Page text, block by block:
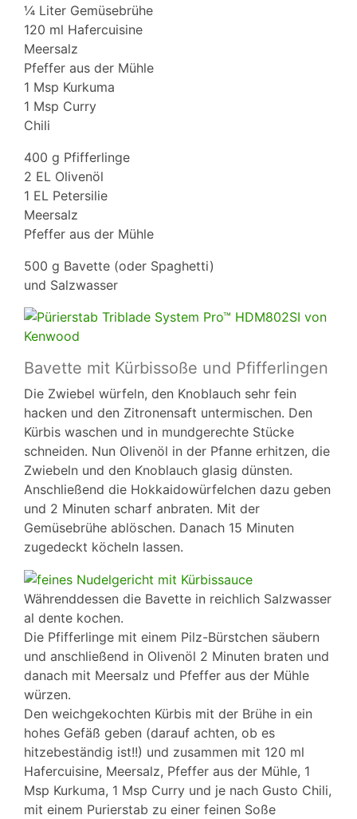
¼ Liter Gemüsebrühe
120 ml Hafercuisine
Meersalz
Pfeffer aus der Mühle
1 Msp Kurkuma
1 Msp Curry
Chili
400 g Pfifferlinge
2 EL Olivenöl
1 EL Petersilie
Meersalz
Pfeffer aus der Mühle
500 g Bavette (oder Spaghetti)
und Salzwasser
Bavette mit Kürbissoße und Pfifferlingen
Die Zwiebel würfeln, den Knoblauch sehr fein
hacken und den Zitronensaft untermischen. Den
Kürbis waschen und in mundgerechte Stücke
schneiden. Nun Olivenöl in der Pfanne erhitzen, die
Zwiebeln und den Knoblauch glasig dünsten.
Anschließend die Hokkaidowürfelchen dazu geben
und 2 Minuten scharf anbraten. Mit der
Gemüsebrühe ablöschen. Danach 15 Minuten
zugedeckt köcheln lassen.
Währenddessen die Bavette in reichlich Salzwasser
al dente kochen.
Die Pfifferlinge mit einem Pilz-Bürstchen säubern
und anschließend in Olivenöl 2 Minuten braten und
danach mit Meersalz und Pfeffer aus der Mühle
würzen.
Den weichgekochten Kürbis mit der Brühe in ein
hohes Gefäß geben (darauf achten, ob es
hitzebeständig ist!!) und zusammen mit 120 ml
Hafercuisine, Meersalz, Pfeffer aus der Mühle, 1
Msp Kurkuma, 1 Msp Curry und je nach Gusto Chili,
mit einem Purierstab zu einer feinen Soße